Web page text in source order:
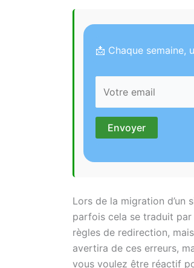
📩 Chaque
Lors de la migration d’un
parfois cela se traduit par
règles de redirection,
avertira de ces erreurs,
vous voulez être réactif